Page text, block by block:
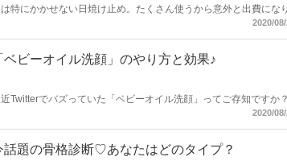
特にかかせない日焼け止め。たくさん使うから意外と出費にな
プチプラの日焼け止めなら、値段を気にせずたくさん塗ってし
2020/
ベビーオイル洗顔」のやり方と効果♪
Twitterでバズっていた「ベビーオイル洗顔」ってご存知ですか
ルで洗顔？ちゃんと汚れは落ちるの？べたべたしないの？ 今回
2020/
話題の骨格診断♡あなたはどのタイプ？